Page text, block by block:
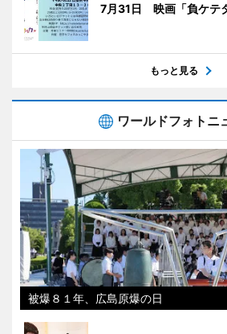
7月31日 映画「負ケテ
もっと見る
ワールドフォトニ
被爆８１年、広島原爆の日